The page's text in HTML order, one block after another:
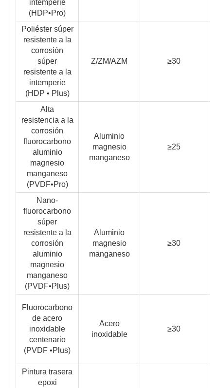
intemperie
(HDP•Pro)
Poliéster súper
resistente a la
corrosión
súper
resistente a la
intemperie
(HDP • Plus)
Z/ZM/AZM ≥30
Alta
resistencia a la
corrosión
fluorocarbono
aluminio
magnesio
manganeso
(PVDF•Pro)
Aluminio
magnesio
manganeso
≥25
Nano-
fluorocarbono
súper
resistente a la
corrosión
aluminio
magnesio
manganeso
(PVDF•Plus)
Aluminio
magnesio
manganeso
≥30
Fluorocarbono
de acero
inoxidable
centenario
(PVDF •Plus)
Acero
inoxidable
≥30
Pintura trasera
epoxi